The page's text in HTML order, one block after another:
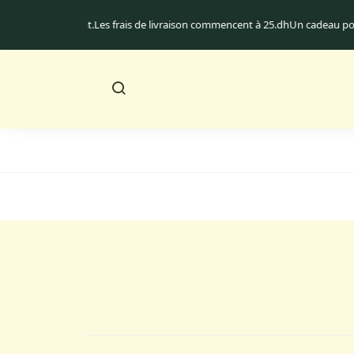
Maroc uniquement.Les frais de livraison commencent à 25.dhUn